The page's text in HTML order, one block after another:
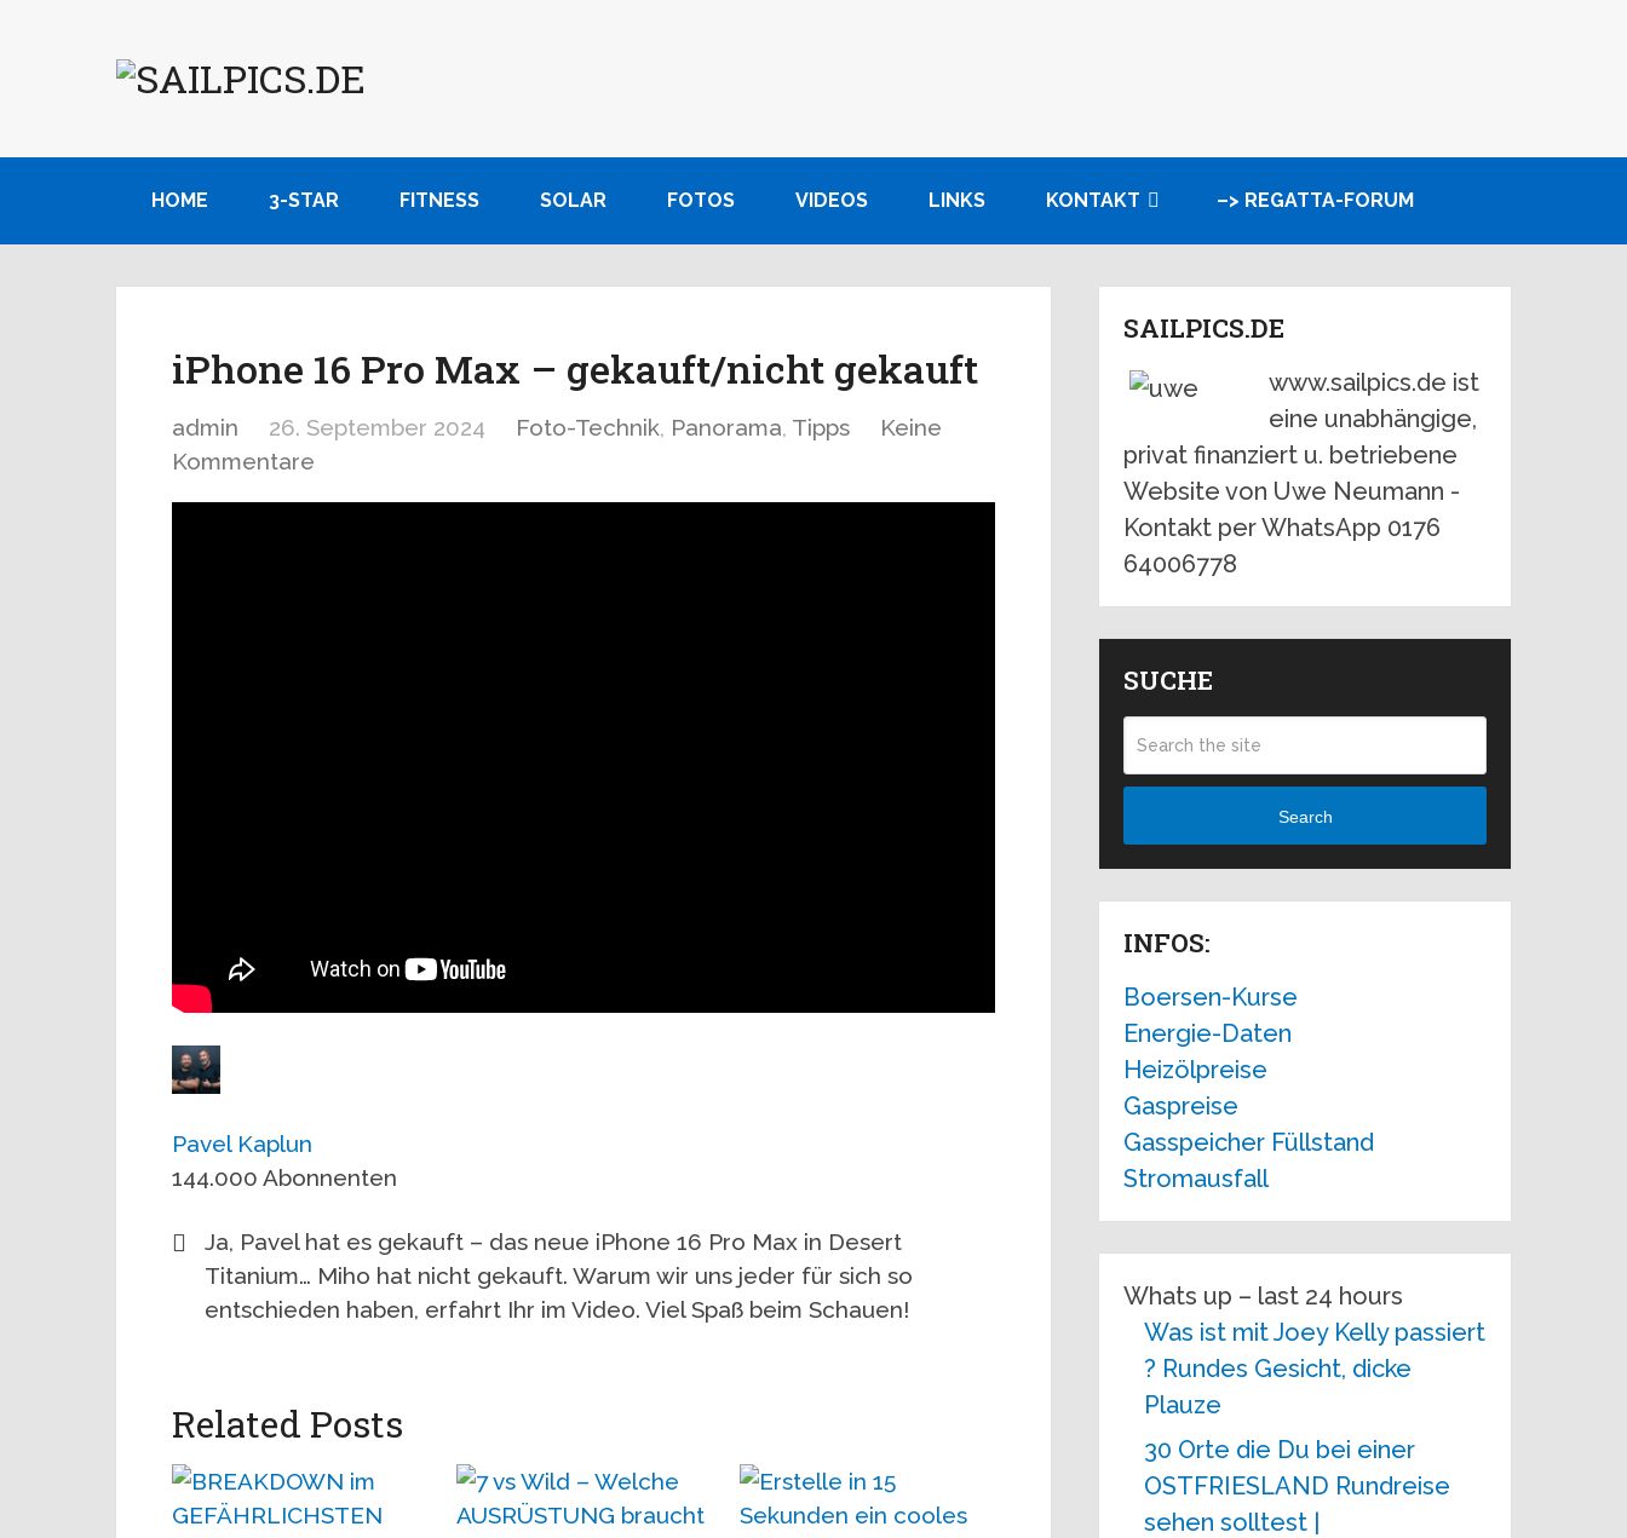
HOME 3-STAR FITNESS SOLAR FOTOS VIDEOS LINKS KONTAKT –> REGATTA-FORUM
iPhone 16 Pro Max – gekauft/nicht gekauft
admin 26. September 2024 Foto-Technik, Panorama, Tipps
Keine
Kommentare
Pavel Kaplun
144.000 Abonnenten
Ja, Pavel hat es gekauft – das neue iPhone 16 Pro Max in Desert
Titanium… Miho hat nicht gekauft. Warum wir uns jeder für sich so
entschieden haben, erfahrt Ihr im Video. Viel Spaß beim Schauen!
Related Posts
SAILPICS.DE
www.sailpics.de ist
eine unabhängige,
privat finanziert u. betriebene
Website von Uwe Neumann -
Kontakt per WhatsApp 0176
64006778
SUCHE
Search
INFOS:
Boersen-Kurse
Energie-Daten
Heizölpreise
Gaspreise
Gasspeicher Füllstand
Stromausfall
Whats up – last 24 hours
Was ist mit Joey Kelly passiert
? Rundes Gesicht, dicke
Plauze
30 Orte die Du bei einer
OSTFRIESLAND Rundreise
sehen solltest |